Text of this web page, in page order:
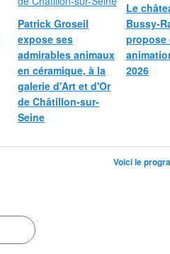
Patrick Groseil
expose ses
admirables animaux
en céramique, à la
galerie d'Art et d'Or
de Châtillon-sur-
Seine
Le
Bussy-
propose
2026
Voici le